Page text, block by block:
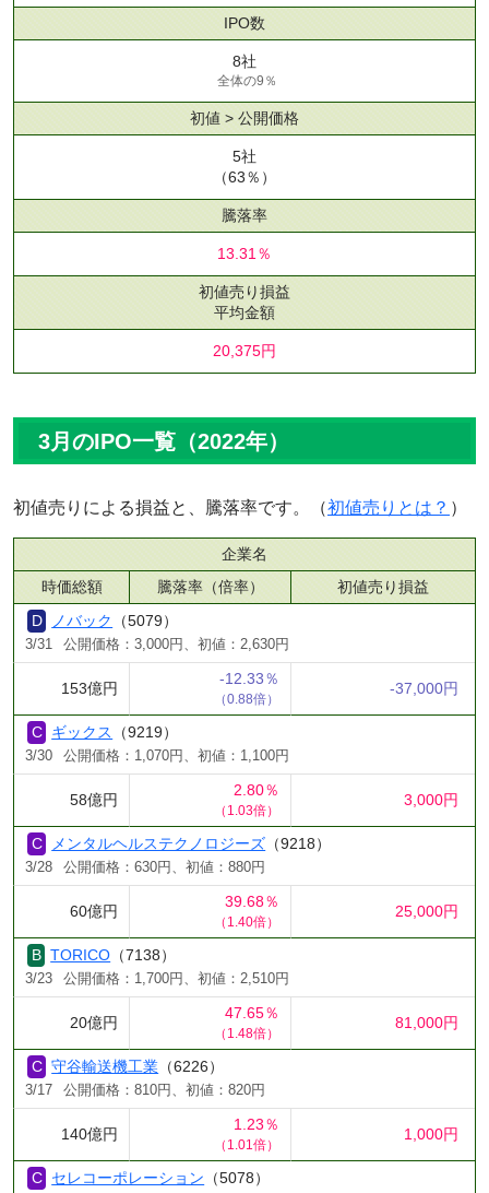
IPO数
8社
全体の9％
初値 > 公開価格
5社
（63％）
騰落率
13.31％
初値売り損益
平均金額
20,375円
3月のIPO一覧（2022年）
初値売りによる損益と、騰落率です。（初値売りとは？ ）
企業名
時価総額
騰落率（倍率）
初値売り損益
ノバック
（5079）
3/31 公開価格：3,000円、初値：2,630円
153億円
-12.33％
（0.88倍）
-37,000円
ギックス （9219）
3/30 公開価格：1,070円、初値：1,100円
58億円
2.80％
（1.03倍）
3,000円
メンタルヘルステクノロジーズ （9218）
3/28 公開価格：630円、初値：880円
60億円
39.68％
（1.40倍）
25,000円
TORICO （7138）
3/23 公開価格：1,700円、初値：2,510円
20億円
47.65％
（1.48倍）
81,000円
守谷輸送機工業 （6226）
3/17 公開価格：810円、初値：820円
140億円
1.23％
（1.01倍）
1,000円
セレコーポレーション （5078）